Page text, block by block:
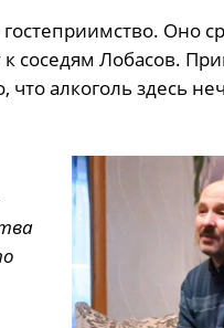
Оно
к соседям Лобасов.
алкоголь здесь